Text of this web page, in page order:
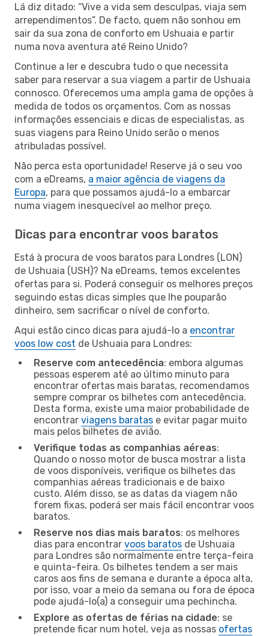
Lá diz ditado: “Vive a vida sem desculpas, viaja sem
arrependimentos”. De facto, quem não sonhou em
sair da sua zona de conforto em Ushuaia e partir
numa nova aventura até Reino Unido?
Continue a ler e descubra tudo o que necessita
saber para reservar a sua viagem a partir de Ushuaia
connosco. Oferecemos uma ampla gama de opções à
medida de todos os orçamentos. Com as nossas
informações essenciais e dicas de especialistas, as
suas viagens para Reino Unido serão o menos
atribuladas possível.
Não perca esta oportunidade! Reserve já o seu voo
com a eDreams, a maior agência de viagens da
Europa, para que possamos ajudá-lo a embarcar
numa viagem inesquecível ao melhor preço.
Dicas para encontrar voos baratos
Está à procura de voos baratos para Londres (LON)
de Ushuaia (USH)? Na eDreams, temos excelentes
ofertas para si. Poderá conseguir os melhores preços
seguindo estas dicas simples que lhe pouparão
dinheiro, sem sacrificar o nível de conforto.
Aqui estão cinco dicas para ajudá-lo a encontrar
voos low cost de Ushuaia para Londres:
Reserve com antecedência: embora algumas
pessoas esperem até ao último minuto para
encontrar ofertas mais baratas, recomendamos
sempre comprar os bilhetes com antecedência.
Desta forma, existe uma maior probabilidade de
encontrar viagens baratas e evitar pagar muito
mais pelos bilhetes de avião.
Verifique todas as companhias aéreas:
Quando o nosso motor de busca mostrar a lista
de voos disponíveis, verifique os bilhetes das
companhias aéreas tradicionais e de baixo
custo. Além disso, se as datas da viagem não
forem fixas, poderá ser mais fácil encontrar voos
baratos.
Reserve nos dias mais baratos: os melhores
dias para encontrar voos baratos de Ushuaia
para Londres são normalmente entre terça-feira
e quinta-feira. Os bilhetes tendem a ser mais
caros aos fins de semana e durante a época alta,
por isso, voar a meio da semana ou fora de época
pode ajudá-lo(a) a conseguir uma pechincha.
Explore as ofertas de férias na cidade: se
pretende ficar num hotel, veja as nossas ofertas